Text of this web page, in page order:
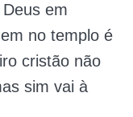
em
no templo é
cristão não
sim vai à